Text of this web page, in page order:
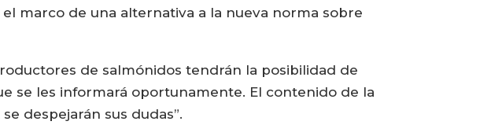
marco de una alternativa a la nueva norma sobre
de salmónidos tendrán la posibilidad de
se les informará oportunamente. El contenido de la
despejarán sus dudas”.